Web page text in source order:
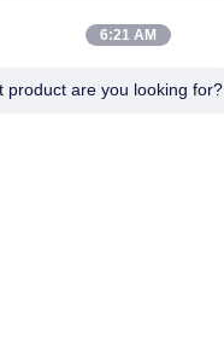
6:21 AM
product are you looking for?